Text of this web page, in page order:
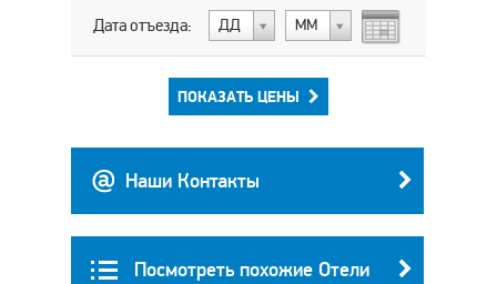
Дата отъезда: ДД МM
ПОКАЗАТЬ ЦЕНЫ
Наши Контакты
Посмотреть похожие Отели